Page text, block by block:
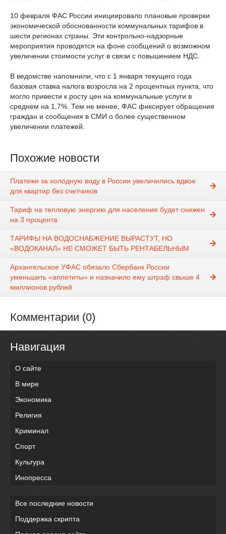
10 февраля ФАС России инициировало плановые проверки
экономической обоснованности коммунальных тарифов в
шести регионах страны. Эти контрольно-надзорные
мероприятия проводятся на фоне сообщений о возможном
увеличении стоимости услуг в связи с повышением НДС.
В ведомстве напомнили, что с 1 января текущего года
базовая ставка налога возросла на 2 процентных пункта, что
могло привести к росту цен на коммунальные услуги в
среднем на 1,7%. Тем не менее, ФАС фиксирует обращения
граждан и сообщения в СМИ о более существенном
увеличении платежей.
Похожие новости
Платежи за холодную воду в России увеличились вдвое
для квартир без счетчиков
Тариф на тепловую энергию для населения будет снижен
на 3 процента
ТАРИФЫ НА ВОДОСНАБЖЕНИЕ ВЫРАСТУТ, НО
«ВОДОКАНАЛ» НЕ СМОЖЕТ БЫТЬ РЕНТАБЕЛЬНЫМ
Архангельское УФАС обязало Сбербанк России
уменьшить «аппетиты» и назначило ему штраф свыше 4
миллионов рублей
Комментарии (0)
Навигация
О сайте
В мире
Экономика
Религия
Криминал
Спорт
Культура
Инопресса
Все последние новости
Поддержка скрипта